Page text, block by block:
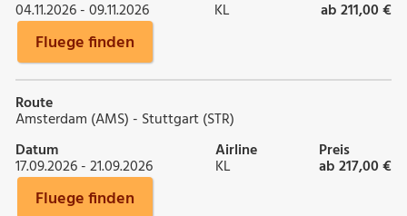
04.11.2026 - 09.11.2026 KL ab 211,00 €
Fluege finden
Route
Amsterdam (AMS) - Stuttgart (STR)
Datum
17.09.2026 - 21.09.2026
Airline
KL
Preis
ab 217,00 €
Fluege finden